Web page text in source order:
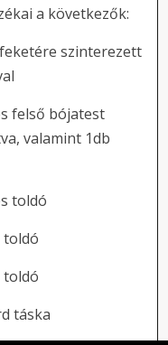
a következők:
szinterezett
felső bójatest
valamint 1db
toldó
toldó
toldó
táska